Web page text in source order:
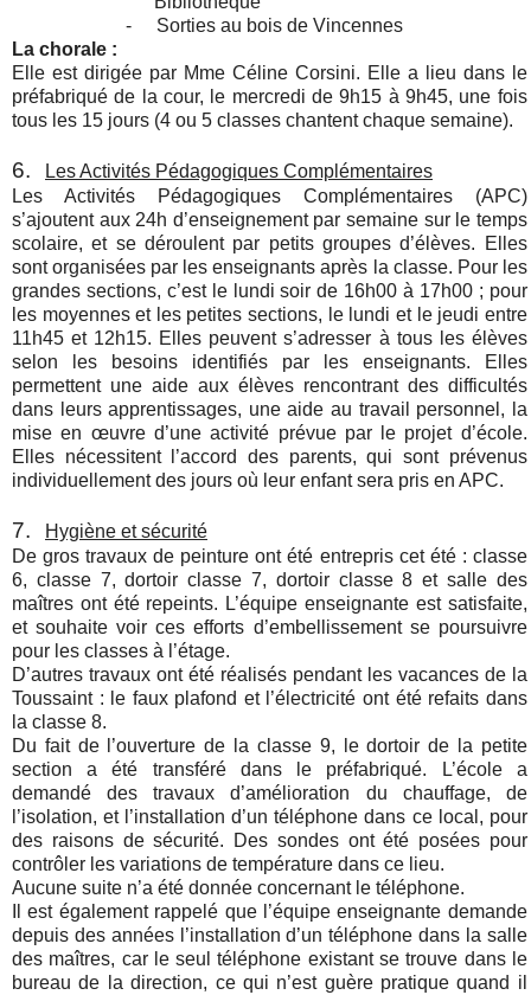
-
Sorties au bois de Vincennes
La chorale :
Elle est dirigée par Mme Céline Corsini. Elle a lieu dans le
préfabriqué de la cour, le mercredi de 9h15 à 9h45, une fois
tous les 15 jours (4 ou 5 classes chantent chaque semaine).
6.
Les Activités Pédagogiques Complémentaires
Les Activités Pédagogiques Complémentaires (APC)
s’ajoutent aux 24h d’enseignement par semaine sur le temps
scolaire, et se déroulent par petits groupes d’élèves. Elles
sont organisées par les enseignantsaprès la classe. Pour les
grandes sections, c’est le lundi soir de 16h00 à 17h00 ; pour
les moyennes et les petites sections, le lundi et le jeudi entre
11h45 et 12h15. Elles peuvent s’adresser à tous les élèves
selon les besoins identifiés par les enseignants. Elles
permettent une aide aux élèves rencontrant des difficultés
dans leurs apprentissages, une aide au travail personnel, la
mise en œuvre d’une activité prévue par le projet d’école.
Elles nécessitent l’accord des parents, qui sont prévenus
individuellement des jours où leur enfant sera pris en APC.
7.
Hygiène et sécurité
De gros travaux de peinture ont été entrepris cet été : classe
6, classe 7, dortoir classe 7, dortoir classe 8 et salle des
maîtres ont été repeints. L’équipe enseignante est satisfaite,
et souhaite voir ces efforts d’embellissement se poursuivre
pour les classes à l’étage.
D’autres travaux ont été réalisés pendant les vacances de la
Toussaint : le faux plafond et l’électricité ont été refaits dans
la classe 8.
Du fait de l’ouverture de la classe 9, le dortoir de la petite
section a été transféré dans le préfabriqué. L’école a
demandé des travaux d’amélioration du chauffage, de
l’isolation, et l’installation d’un téléphone dans ce local, pour
des raisons de sécurité. Des sondes ont été posées pour
contrôler les variations de température dans ce lieu.
Aucune suite n’a été donnée concernant le téléphone.
Il est également rappelé que l’équipe enseignante demande
depuis des années l’installation d’un téléphone dans la salle
des maîtres, car le seul téléphone existant se trouve dans le
bureau de la direction, ce qui n’est guère pratique quand il